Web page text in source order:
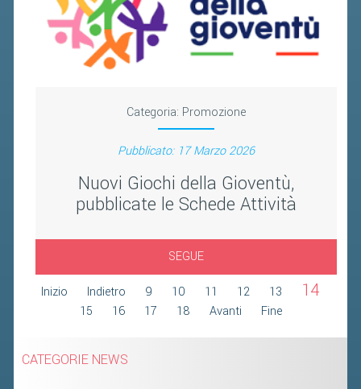
Categoria: Promozione
Pubblicato: 17 Marzo 2026
Nuovi Giochi della Gioventù,
pubblicate le Schede Attività
SEGUE
Inizio Indietro 9 10 11 12 13 14
15 16 17 18 Avanti Fine
CATEGORIE NEWS
2019
2018